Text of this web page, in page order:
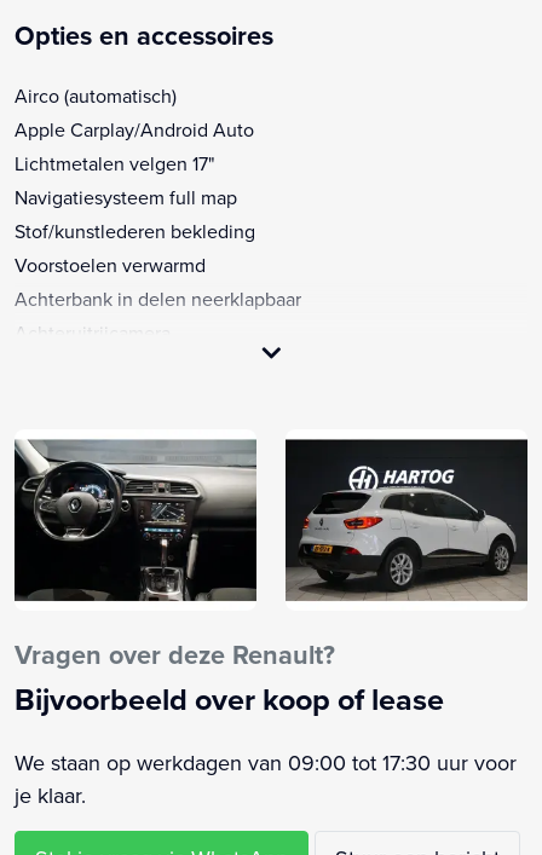
Opties en accessoires
Airco (automatisch)
Apple Carplay/Android Auto
Lichtmetalen velgen 17"
Navigatiesysteem full map
Stof/kunstlederen bekleding
Voorstoelen verwarmd
Achterbank in delen neerklapbaar
Achteruitrijcamera
Anti doorSlip Regeling
Armsteun achter
Armsteun voor
Bandenspanningscontrolesysteem
Bestuurdersairbag
Bestuurdersstoel in hoogte verstelbaar
Boordcomputer
Brake Assist System
Buitenspiegels elektrisch verstel- en verwarmbaar
Buitenspiegels in carrosseriekleur
Cruise control
Vragen over deze Renault?
Bijvoorbeeld over koop of lease
We staan op werkdagen van 09:00 tot 17:30 uur voor
je klaar.